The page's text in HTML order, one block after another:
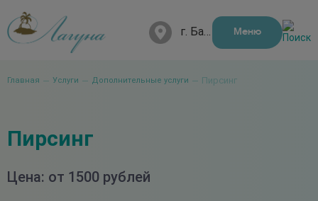
г. Барнаул, Папанинцев, 111 Меню
Главная Услуги Дополнительные услуги Пирсинг
Пирсинг
Цена: от 1500 рублей